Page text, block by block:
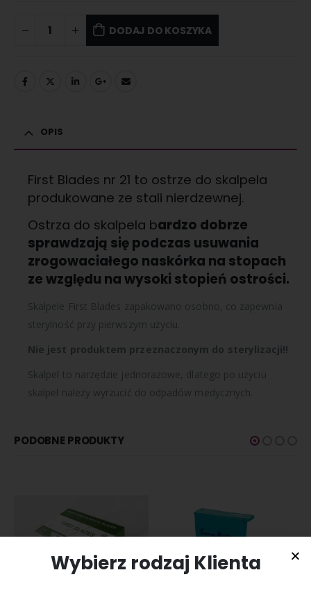
DODAJ DO KOSZYKA
OPIS
First Blades nr 21 to ostrze do skalpela
produkowane ze stali nierdzewnej.
Ostrza do skalpela bardzo dobrze
sprawdzają się podczas usuwania
zrogowaciałego naskórka na stopach
ze względu na wysoki stopień ostrości.
Skalpele First Blades zapakowano osobno, co zapewnia
sterylność przy pierwszym użyciu.
Nie jest produktem przeznaczonym do sterylizacji!!
Skalpel to narzędzie jednorazowe, dlatego po użyciu
skalpel należy wyrzucić do odpadów medycznych.
PODOBNE PRODUKTY
Wybierz rodzaj Klienta